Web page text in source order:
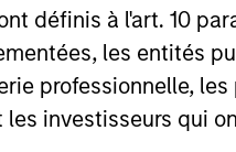
définis à l'art. 10
les entités
professionnelle,
investisseurs qui
year track record of
mining companies.
above is provided for